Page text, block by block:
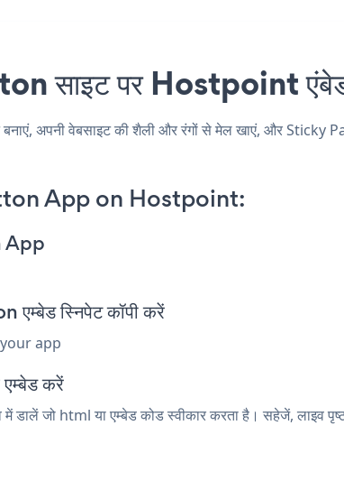
पर Hostpoint एंबेड
अपनी वेबसाइट की शैली और रंगों से मेल खाएं, और Sticky
App on Hostpoint:
App
स्निपेट कॉपी करें
app
करें
जो html या एम्बेड कोड स्वीकार करता है। सहेजें, लाइव